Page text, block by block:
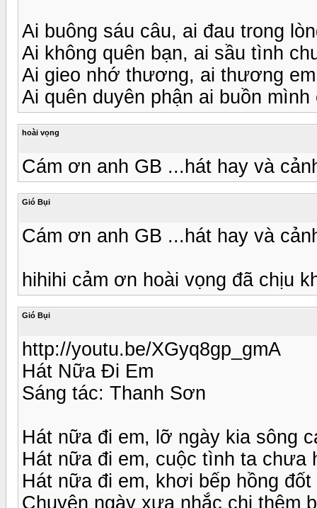
Ai buông sáu câu, ai đau trong
Ai không quên bạn, ai sầu tình
Ai gieo nhớ thương, ai thương
Ai quên duyên phận ai buồn
hoài vọng
Cám ơn anh GB ...hát hay và
Gió Bụi
Cám ơn anh GB ...hát hay và
hihihi cảm ơn hoài vọng đã chịu
Gió Bụi
http://youtu.be/XGyq8gp_gmA
Hát Nữa Đi Em
Sáng tác: Thanh Sơn
Hát nữa đi em, lỡ ngày kia sông
Hát nữa đi em, cuộc tình ta chưa
Hát nữa đi em, khơi bếp hồng
Chuyện ngày xưa nhắc chi thêm